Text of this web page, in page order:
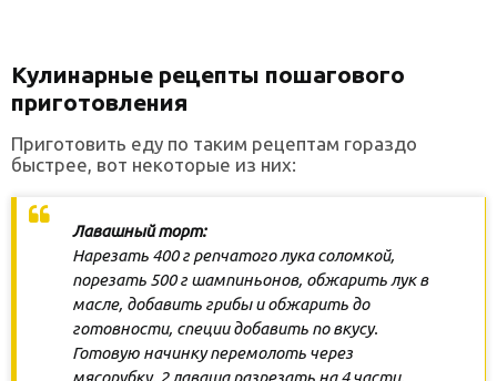
Кулинарные рецепты пошагового
приготовления
Приготовить еду по таким рецептам гораздо
быстрее, вот некоторые из них:
Лавашный торт:
Нарезать 400 г репчатого лука соломкой,
порезать 500 г шампиньонов, обжарить лук в
масле, добавить грибы и обжарить до
готовности, специи добавить по вкусу.
Готовую начинку перемолоть через
мясорубку. 2 лаваша разрезать на 4 части,